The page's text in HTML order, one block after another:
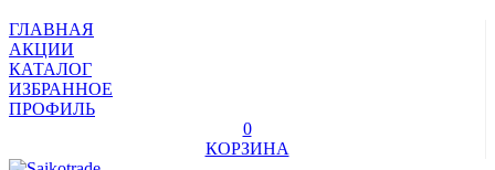
ГЛАВНАЯ
АКЦИИ
КАТАЛОГ
ИЗБРАННОЕ
ПРОФИЛЬ
0
КОРЗИНА